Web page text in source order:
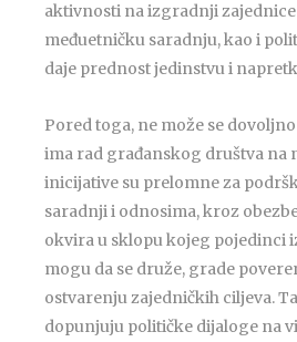
aktivnosti na izgradnji
međuetničku saradnju, kao i
daje prednost jedinstvu i
Pored toga, ne može se
ima rad građanskog društva na
inicijative su prelomne za
saradnji i odnosima, kroz
okvira u sklopu kojeg pojedinci
mogu da se druže, grade
ostvarenju zajedničkih ciljeva.
dopunjuju političke dijaloge na